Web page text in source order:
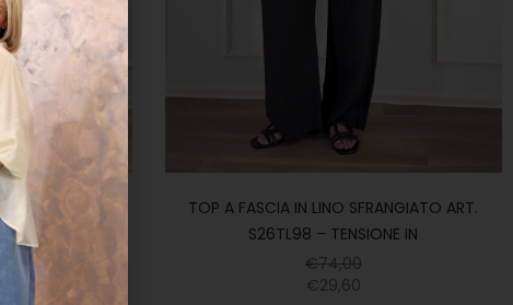
– MOTEL
TOP A FASCIA IN LINO SFRANGIATO ART.
S26TL98 – TENSIONE IN
€74,00
€29,60